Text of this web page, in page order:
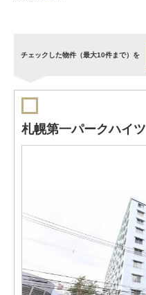
チェックした物件（最大10件まで）を
札幌第一パークハイツ